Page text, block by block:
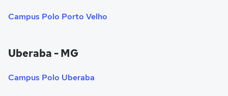
Campus Polo Porto Velho
Uberaba - MG
Campus Polo Uberaba